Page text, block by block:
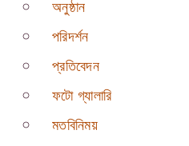
অনুষ্ঠান
পরিদর্শন
প্রতিবেদন
ফটো গ্যালারি
মতবিনিময়